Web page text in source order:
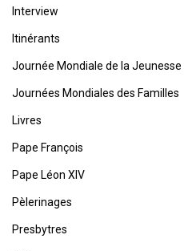
Interview
Itinérants
Journée Mondiale de la Jeunesse
Journées Mondiales des Familles
Livres
Pape François
Pape Léon XIV
Pèlerinages
Presbytres